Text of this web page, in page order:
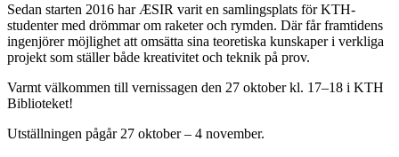
Sedan starten 2016 har ÆSIR varit en samlingsplats för KTH-
studenter med drömmar om raketer och rymden. Där får framtidens
ingenjörer möjlighet att omsätta sina teoretiska kunskaper i verkliga
projekt som ställer både kreativitet och teknik på prov.
Varmt välkommen till vernissagen den 27 oktober kl. 17–18 i KTH
Biblioteket!
Utställningen pågår 27 oktober – 4 november.